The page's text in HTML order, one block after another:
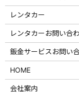
レンタカー
レンタカーお問い合
鈑金サービスお問い
HOME
会社案内